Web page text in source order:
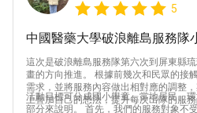
5
中國醫藥大學破浪離島服務隊
這次是破浪離島服務隊第六次到屏東縣
畫的方向推進。 根據前幾次和民眾的接
需求，並將服務內容做出相對應的調整
上疊加自己的想法，提升每次出隊的服務
活動目標可分成國小學童、當地居民、
部分來說明。 首先，我們的服務對象不